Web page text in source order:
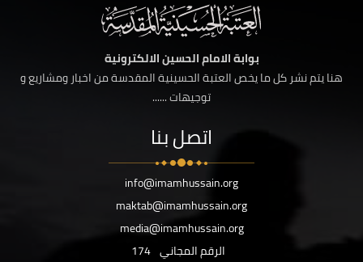
بوابة الامام الحسين الالكترونية
هنا يتم نشر كل ما يخص العتبة الحسينية المقدسة من اخبار ومشاريع و
توجيهات ......
اتصل بنا
info@imamhussain.org
maktab@imamhussain.org
media@imamhussain.org
الرقم المجاني 174